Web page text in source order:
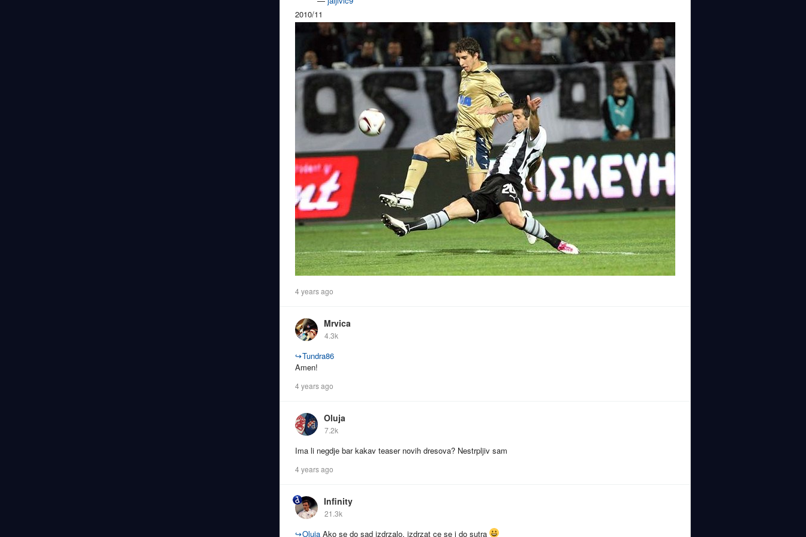
2010/11
4 years ago
Mrvica
4.3k
↪Tundra86
Amen!
4 years ago
Oluja
7.2k
Ima li negdje bar kakav teaser novih dresova? Nestrpljiv sam
4 years ago
Infinity
21.3k
↪Oluja Ako se do sad izdrzalo, izdrzat ce se i do sutra